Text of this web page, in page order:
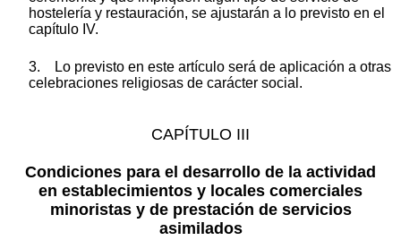
hostelería y restauración, se ajustarán a lo previsto en el
capítulo IV.
3. Lo previsto en este artículo será de aplicación a otras
celebraciones religiosas de carácter social.
CAPÍTULO III
Condiciones para el desarrollo de la actividad
en establecimientos y locales comerciales
minoristas y de prestación de servicios
asimilados